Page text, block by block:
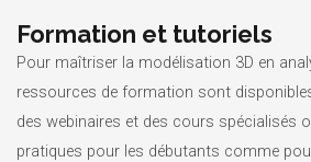
Formation et tutoriels
Pour maîtriser la modélisation 3D en
ressources de formation sont
des webinaires et des cours spécialisés
pratiques pour les débutants comme